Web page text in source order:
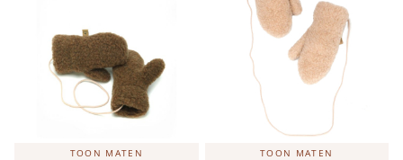
TOON MATEN TOON MATEN